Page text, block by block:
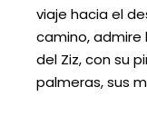
viaje hacia el
camino,
del Ziz, con su
palmeras, sus